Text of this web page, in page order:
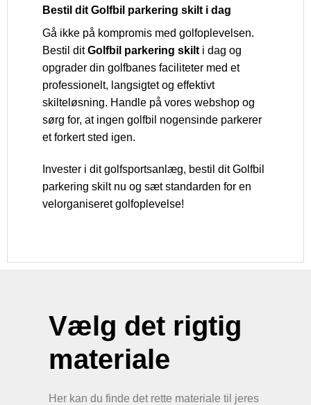
Bestil dit Golfbil parkering skilt i dag
Gå ikke på kompromis med golfoplevelsen.
Bestil ditGolfbil parkering skilt i dag og
opgrader din golfbanes faciliteter med et
professionelt, langsigtet og effektivt
skilteløsning. Handle på vores webshop og
sørg for, at ingen golfbil nogensinde parkerer
et forkert sted igen.
Invester i dit golfsportsanlæg, bestil dit Golfbil
parkering skilt nu og sæt standarden for en
velorganiseret golfoplevelse!
Vælg det rigtig
materiale
Her kan du finde det rette materiale til jeres